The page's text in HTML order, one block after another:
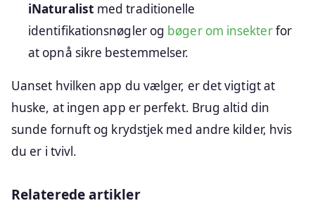
iNaturalist med traditionelle
identifikationsnøgler og bøger om insekterfor
at opnå sikre bestemmelser.
Uanset hvilken app du vælger, er det vigtigt at
huske, at ingen app er perfekt. Brug altid din
sunde fornuft og krydstjek med andre kilder, hvis
du er i tvivl.
Relaterede artikler